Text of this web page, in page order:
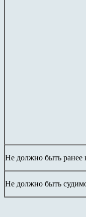
Не должно быть ранее
Не должно быть